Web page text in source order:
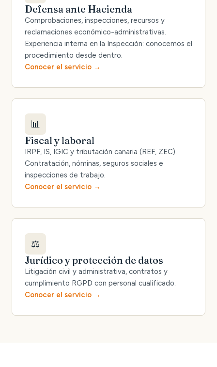
Defensa ante Hacienda
Comprobaciones, inspecciones, recursos y
reclamaciones económico-administrativas.
Experiencia interna en la Inspección: conocemos el
procedimiento desde dentro.
Conocer el servicio
📊
Fiscal y laboral
IRPF, IS, IGIC y tributación canaria (REF, ZEC).
Contratación, nóminas, seguros sociales e
inspecciones de trabajo.
Conocer el servicio
⚖️
Jurídico y protección de datos
Litigación civil y administrativa, contratos y
cumplimiento RGPD con personal cualificado.
Conocer el servicio